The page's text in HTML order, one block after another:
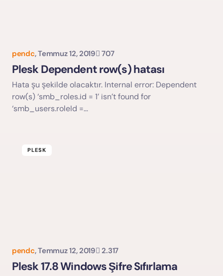
Yorumu Gönder
pendc, Temmuz 12, 2019 707
Plesk Dependent row(s) hatası
Hata şu şekilde olacaktır. Internal error: Dependent
row(s) ‘smb_roles.id = 1’ isn’t found for
‘smb_users.roleId =…
PLESK
pendc, Temmuz 12, 2019 2.317
Plesk 17.8 Windows Şifre Sıfırlama